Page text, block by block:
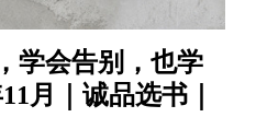
学会告别，也学
月｜诚品选书｜